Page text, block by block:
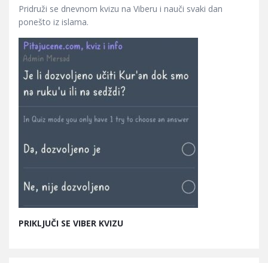
Pridruži se dnevnom kvizu na Viberu i nauči svaki dan
ponešto iz islama.
PRIKLJUČI SE VIBER KVIZU